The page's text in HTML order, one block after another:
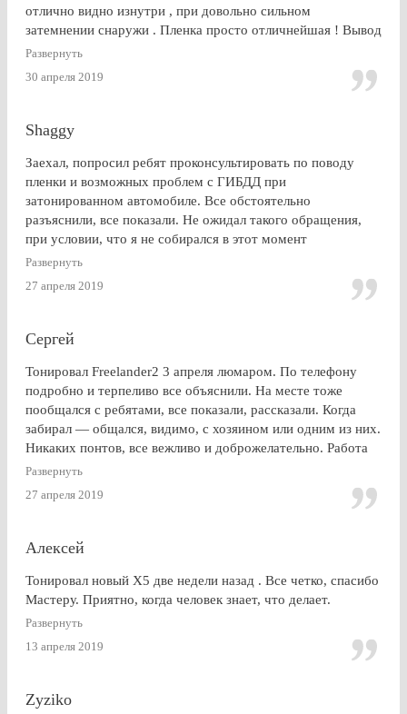
отлично видно изнутри , при довольно сильном
затемнении снаружи . Пленка просто отличнейшая ! Вывод
: Очень доволен . Буду советовать эту контору друзьям и
Развернуть
30 апреля 2019
Shaggy
Заехал, попросил ребят проконсультировать по поводу
пленки и возможных проблем с ГИБДД при
затонированном автомобиле. Все обстоятельно
разъяснили, все показали. Не ожидал такого обращения,
при условии, что я не собирался в этот момент
тонироваться. для сравнения заехал на Оставшковское
дешевле. в очередной раз убедился (хорошо, что не на
решил, что буду тонироваться
Развернуть
27 апреля 2019
Сергей
Тонировал Freelander2 3 апреля люмаром. По телефону
подробно и терпеливо все объяснили. На месте тоже
пообщался с ребятами, все показали, рассказали. Когда
забирал — общался, видимо, с хозяином или одним из них.
Никаких понтов, все вежливо и доброжелательно. Работа
сделана очень качественно, пленка лежит до самой кромки
стекла (есть, правда, неравномерность на разных стеклах,
но это я уже придираюсь). По сравнению с другими
посоветоваться обращаться к этим ребятам? Однозначно,
Развернуть
27 апреля 2019
Алексей
Тонировал новый Х5 две недели назад . Все четко, спасибо
Мастеру. Приятно, когда человек знает, что делает.
Развернуть
13 апреля 2019
Zyziko